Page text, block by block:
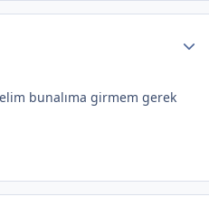
bunalıma girmem gerek